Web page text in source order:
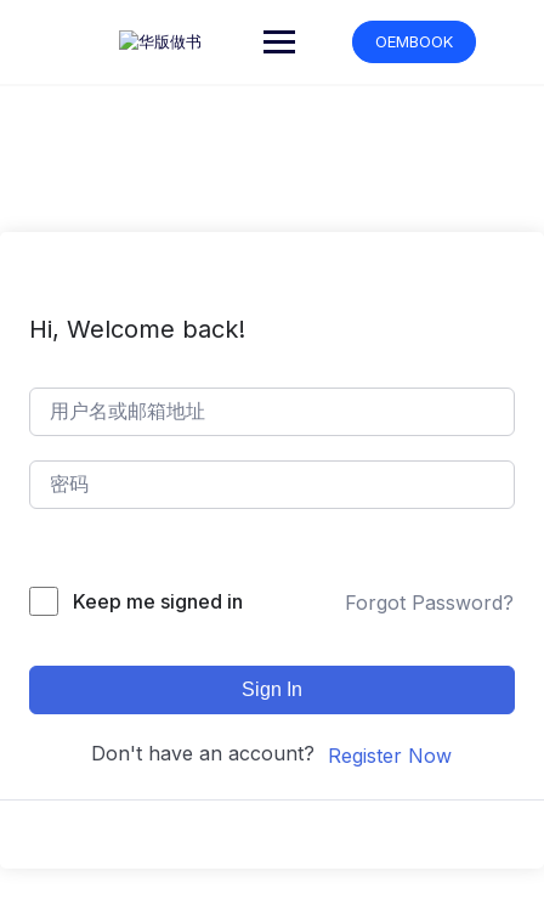
OEMBOOK
Hi, Welcome back!
Keep me signed in Forgot Password?
Sign In
Don't have an account? Register Now